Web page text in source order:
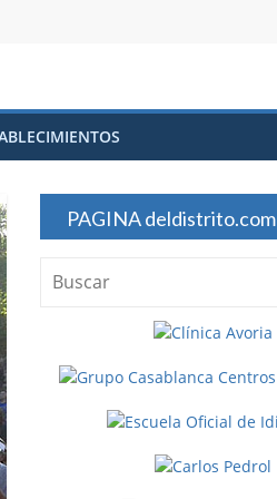
PAGINA deldistrito.com